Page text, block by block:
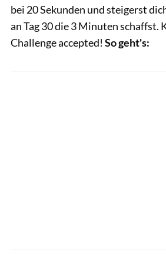
bei 20 Sekunden und steigerst
an Tag 30 die 3 Minuten schaffst.
Challenge accepted! So geht's: